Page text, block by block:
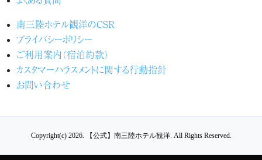
南三陸ホテル観洋のCSR
プライバシーポリシー
ご利用案内（宿泊約款）
カスタマーハラスメントに関する行動指針
お問い合わせ
Copyright(c) 2026. 【公式】南三陸ホテル観洋. All Rights Reserved.